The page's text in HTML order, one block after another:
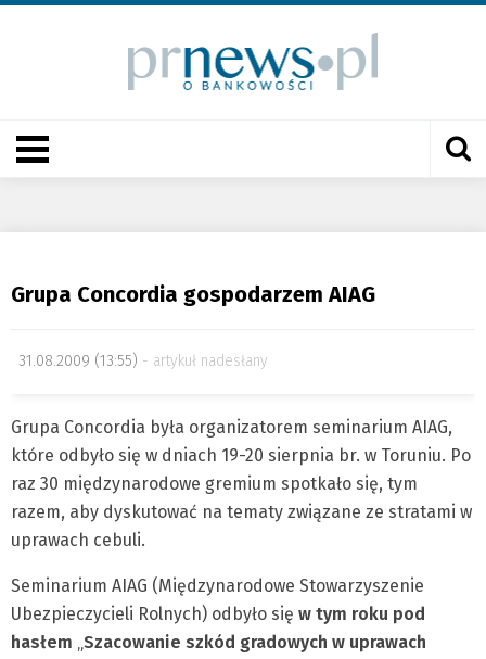
Grupa Concordia gospodarzem AIAG
31.08.2009 (13:55) artykuł nadesłany
Grupa Concordia była organizatorem seminarium AIAG,
które odbyło się w dniach 19-20 sierpnia br. w Toruniu. Po
raz 30 międzynarodowe gremium spotkało się, tym
razem, aby dyskutować na tematy związane ze stratami w
uprawach cebuli.
Seminarium AIAG (Międzynarodowe Stowarzyszenie
Ubezpieczycieli Rolnych) odbyło się w tym roku pod
hasłem „Szacowanie szkód gradowych w uprawach